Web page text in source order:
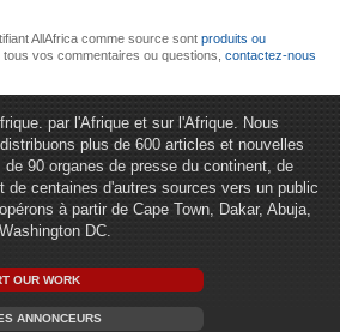
AllAfrica comme source sont produits ou
tous vos commentaires ou questions, contactez-nous
par l'Afrique et sur l'Afrique. Nous
plus de 600 articles et nouvelles
90 organes de presse du continent, de
de centaines d'autres sources vers un public
à partir de Cape Town, Dakar, Abuja,
DC.
OUR WORK
ANNONCEURS